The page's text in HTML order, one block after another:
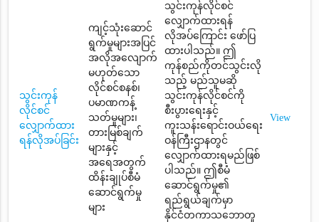
သွင်းကုန်
လိုင်စင်
လျှောက်ထား
ရန်လိုအပ်ခြင်း
ကျင့်သုံးဆောင်
ရွက်မှုများအပြင်
အလိုအလျောက်
မဟုတ်သော
လိုင်စင်စနစ်၊
ပမာဏကန့်
သတ်မှုများ၊
တားမြစ်ချက်
များနှင့်
အရေအတွက်
ထိန်းချုပ်စီမံ
ဆောင်ရွက်မှု
များ
သွင်းကုန်လိုင်စင်
လျှောက်ထားရန်
လိုအပ်ကြောင်း ဖော်ပြ
ထားပါသည်။ ဤ
ကုန်စည်ကိုတင်သွင်းလို
သည့် မည်သူမဆို
သွင်းကုန်လိုင်စင်ကို
စီးပွားရေးနှင့်
ကူးသန်းရောင်းဝယ်ရေး
ဝန်ကြီးဌာနတွင်
လျှောက်ထားရမည်ဖြစ်
ပါသည်။ ဤစီမံ
ဆောင်ရွက်မှု၏
ရည်ရွယ်ချက်မှာ
နိုင်ငံတကာသဘောတူ
View